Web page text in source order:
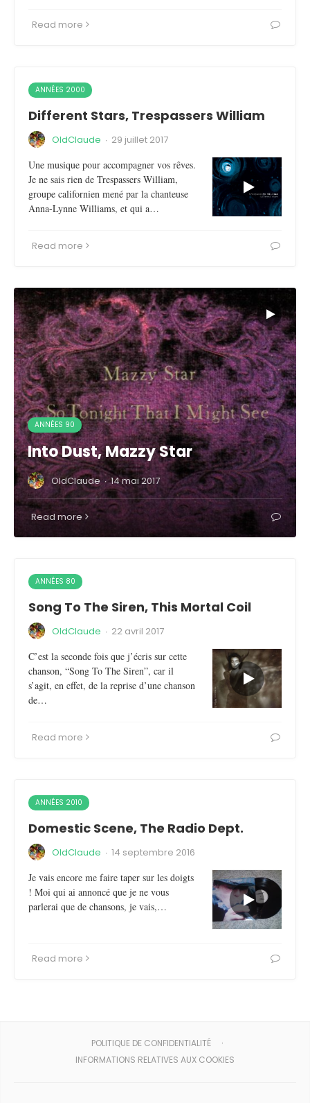
Read more
ANNÉES 2000
Different Stars, Trespassers William
OldClaude · 29 juillet 2017
Une musique pour accompagner vos rêves.
Je ne sais rien de Trespassers William,
groupe californien mené par la chanteuse
Anna-Lynne Williams, et qui a…
Read more
ANNÉES 90
Into Dust, Mazzy Star
OldClaude · 14 mai 2017
Read more
ANNÉES 80
Song To The Siren, This Mortal Coil
OldClaude · 22 avril 2017
C’est la seconde fois que j’écris sur cette
chanson, “Song To The Siren”, car il
s’agit, en effet, de la reprise d’une chanson
de…
Read more
ANNÉES 2010
Domestic Scene, The Radio Dept.
OldClaude · 14 septembre 2016
Je vais encore me faire taper sur les doigts
! Moi qui ai annoncé que je ne vous
parlerai que de chansons, je vais,…
Read more
POLITIQUE DE CONFIDENTIALITÉ
INFORMATIONS RELATIVES AUX COOKIES